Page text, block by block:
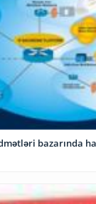
bazarında